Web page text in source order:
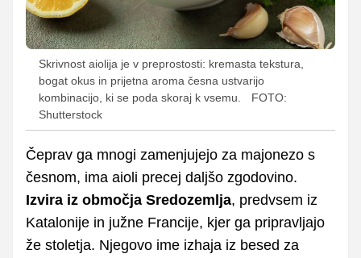
Skrivnost aiolija je v preprostosti: kremasta tekstura,
bogat okus in prijetna aroma česna ustvarijo
kombinacijo, ki se poda skoraj k vsemu.
FOTO:
Shutterstock
Čeprav ga mnogi zamenjujejo za majonezo s
česnom, ima aioli precej daljšo zgodovino.
Izvira iz območja Sredozemlja, predvsem iz
Katalonije in južne Francije, kjer ga pripravljajo
že stoletja. Njegovo ime izhaja iz besed za